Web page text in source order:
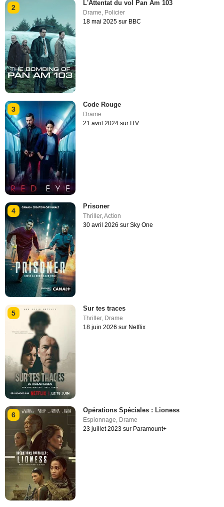
2
L'Attentat du vol Pan Am 103
Drame Policier
18 mai 2025 sur BBC
3
Code Rouge
Drame
21 avril 2024 sur ITV
4
Prisoner
Thriller,Action
30 avril 2026 sur Sky One
5
Sur tes traces
Thriller, Drame
18 juin 2026 sur Netflix
6
Opérations Spéciales : Lioness
Espionnage, Drame
23 juillet 2023 sur Paramount+